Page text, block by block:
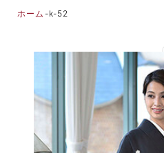
ホーム -k-52